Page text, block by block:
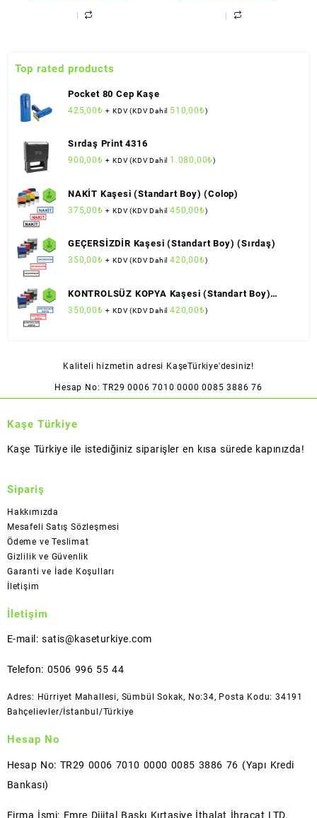
Top rated products
Pocket 80 Cep Kaşe
425,00₺ + KDV (KDV Dahil 510,00₺)
Sırdaş Print 4316
900,00₺ + KDV (KDV Dahil 1.080,00₺)
NAKİT Kaşesi (Standart Boy) (Colop)
375,00₺ + KDV (KDV Dahil450,00₺)
GEÇERSİZDİR Kaşesi (Standart Boy) (Sırdaş)
350,00₺ + KDV (KDV Dahil420,00₺)
KONTROLSÜZ KOPYA Kaşesi (Standart Boy)
(Sırdaş)
350,00₺ + KDV (KDV Dahil420,00₺)
Kaliteli hizmetin adresi KaşeTürkiye'desiniz!
Hesap No: TR29 0006 7010 0000 0085 3886 76
Kaşe Türkiye
Kaşe Türkiye ile istediğiniz siparişler en kısa sürede kapınızda!
Sipariş
Hakkımızda
Mesafeli Satış Sözleşmesi
Ödeme ve Teslimat
Gizlilik ve Güvenlik
Garanti ve İade Koşulları
İletişim
İletişim
E-mail: satis@kaseturkiye.com
Telefon: 0506 996 55 44
Adres: Hürriyet Mahallesi, Sümbül Sokak, No:34, Posta Kodu: 34191
Bahçelievler/İstanbul/Türkiye
Hesap No
Hesap No: TR29 0006 7010 0000 0085 3886 76 (Yapı Kredi
Bankası)
Firma İsmi: Emre Dijital Baskı Kırtasiye İthalat İhracat LTD.